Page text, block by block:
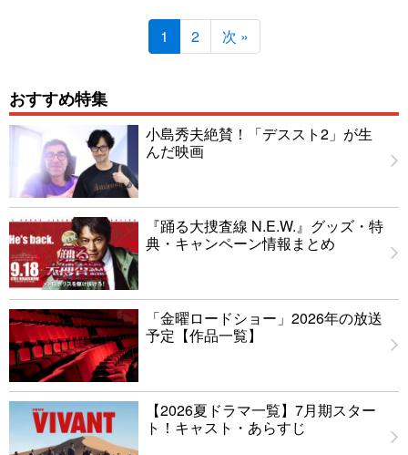
1 2 次 »
おすすめ特集
小島秀夫絶賛！「デススト2」が生
んだ映画
『踊る大捜査線 N.E.W.』グッズ・特
典・キャンペーン情報まとめ
「金曜ロードショー」2026年の放送
予定【作品一覧】
【2026夏ドラマ一覧】7月期スター
ト！キャスト・あらすじ